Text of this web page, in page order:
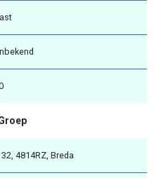
4814RZ, Breda